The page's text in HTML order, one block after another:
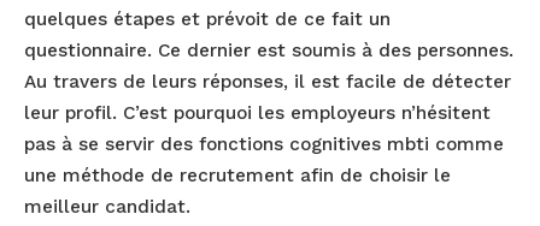
quelques étapes et prévoit de ce fait un
questionnaire. Ce dernier est soumis à des personnes.
Au travers de leurs réponses, il est facile de détecter
leur profil. C’est pourquoi les employeurs n’hésitent
pas à se servir des fonctions cognitives mbti comme
une méthode de recrutement afin de choisir le
meilleur candidat.